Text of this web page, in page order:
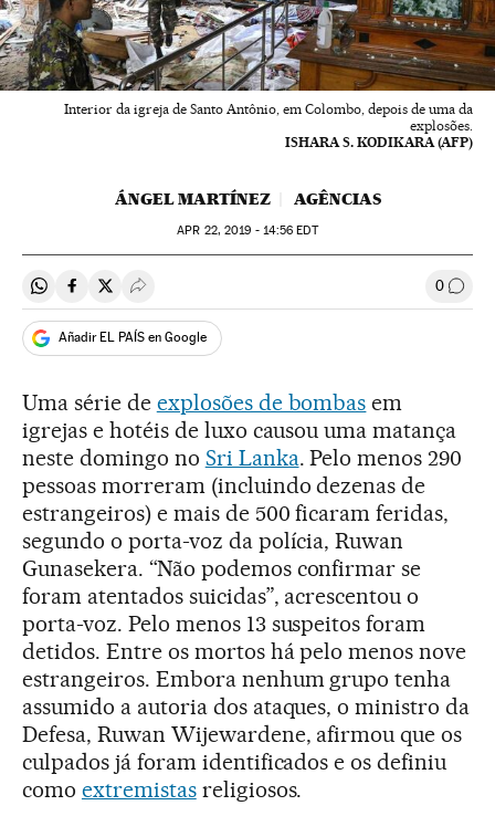
Interior da igreja de Santo Antônio, em Colombo, depois de uma da
explosões.
ISHARA S. KODIKARA (AFP)
ÁNGEL MARTÍNEZ AGÊNCIAS
APR 22, 2019 - 14:56 EDT
Compartir en Whatsapp
Compartir en Facebook
Compartir en Twitter
Desplegar Redes Sociales 0
Añadir EL PAÍS en Google
Uma série de explosões de bombas em
igrejas e hotéis de luxo causou uma matança
neste domingo no Sri Lanka. Pelo menos 290
pessoas morreram (incluindo dezenas de
estrangeiros) e mais de 500 ficaram feridas,
segundo o porta-voz da polícia, Ruwan
Gunasekera. “Não podemos confirmar se
foram atentados suicidas”, acrescentou o
porta-voz. Pelo menos 13 suspeitos foram
detidos. Entre os mortos há pelo menos nove
estrangeiros. Embora nenhum grupo tenha
assumido a autoria dos ataques, o ministro da
Defesa, Ruwan Wijewardene, afirmou que os
culpados já foram identificados e os definiu
como extremistasreligiosos.